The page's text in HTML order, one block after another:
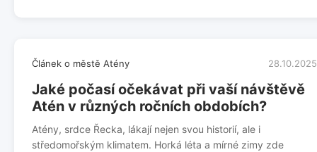
Článek o městě Atény 28.10.2025
Jaké počasí očekávat při vaší návštěvě
Atén v různých ročních obdobích?
Atény, srdce Řecka, lákají nejen svou historií, ale i
středomořským klimatem. Horká léta a mírné zimy zde